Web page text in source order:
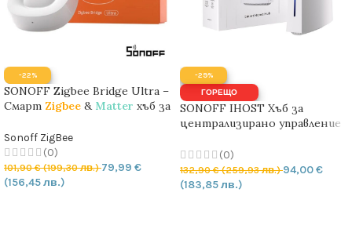
-22%
SONOFF Zigbee Bridge Ultra –
Смарт Zigbee & Matter хъб за
Sonoff ZigBee
(0)
101,90€(199,30 лв.)79,99 €
(156,45 лв.)
-29%
ГОРЕЩО
SONOFF IHOST Хъб за
централизирано управление
(0)
132,90€(259,93 лв.)94,00€
(183,85 лв.)